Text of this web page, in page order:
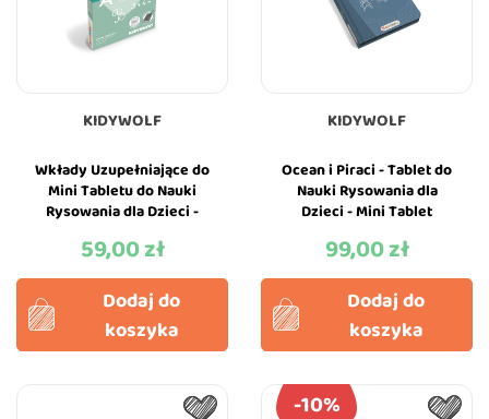
KIDYWOLF
Wkłady Uzupełniające do
Mini Tabletu do Nauki
Rysowania dla Dzieci -
KIDYWOLF
Cena
59,00 zł
Dodaj do
koszyka
KIDYWOLF
Ocean i Piraci - Tablet do
Nauki Rysowania dla
Dzieci - Mini Tablet
Pirates...
Cena
99,00 zł
Dodaj do
koszyka
-10%